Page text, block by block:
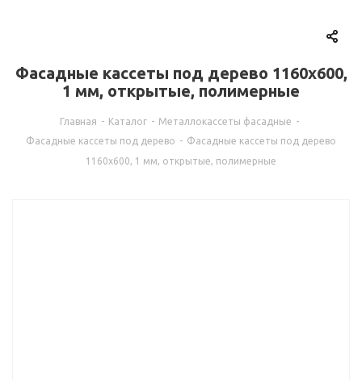
Фасадные кассеты под дерево 1160х600,
1 мм, открытые, полимерные
Главная - Каталог - Металлокассеты фасадные -
Фасадные кассеты под дерево - Фасадные кассеты под дерево
1160х600, 1 мм, открытые, полимерные